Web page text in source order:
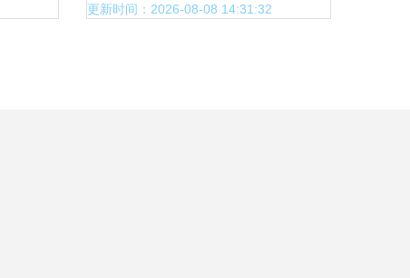
更新时间：2026-08-08 14:31:32